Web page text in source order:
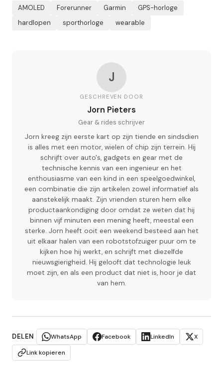
AMOLED Forerunner Garmin
GPS-horloge
hardlopen
sporthorloge wearable
J
GESCHREVEN DOOR
Jorn Pieters
Gear & rides schrijver
Jorn kreeg zijn eerste kart op zijn tiende en sindsdien
is alles met een motor, wielen of chip zijn terrein. Hij
schrijft over auto's, gadgets en gear met de
technische kennis van een ingenieur en het
enthousiasme van een kind in een speelgoedwinkel,
een combinatie die zijn artikelen zowel informatief als
aanstekelijk maakt. Zijn vrienden sturen hem elke
productaankondiging door omdat ze weten dat hij
binnen vijf minuten een mening heeft, meestal een
sterke. Jorn heeft ooit een weekend besteed aan het
uit elkaar halen van een robotstofzuiger puur om te
kijken hoe hij werkt, en schrijft met diezelfde
nieuwsgierigheid. Hij gelooft dat technologie leuk
moet zijn, en als een product dat niet is, hoor je dat
van hem.
DELEN WhatsApp Facebook LinkedIn
X
Link kopieren